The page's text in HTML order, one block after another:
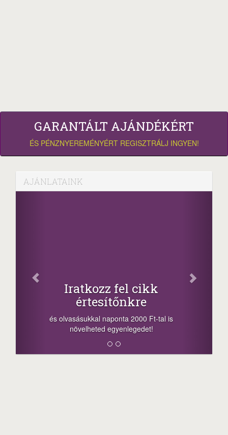
GARANTÁLT AJÁNDÉKÉRT
ÉS PÉNZNYEREMÉNYÉRT REGISZTRÁLJ INGYEN!
AJÁNLATAINK
+1.000.000 Ft...
-nyeremény növelés jár a szerencsésnek
a sorsolás napján! A cikkek alján találsz
megosztási lehetőséget. Lájkolj is minket!